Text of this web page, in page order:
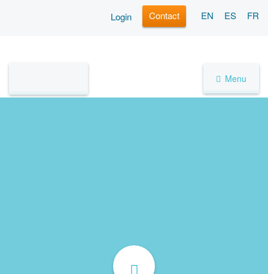
Login Contact EN ES FR
Menu